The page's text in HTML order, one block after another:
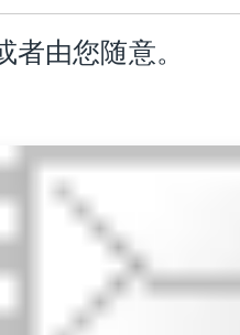
由您随意。